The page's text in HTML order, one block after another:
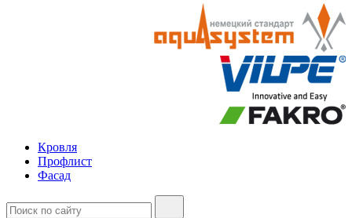
Кровля
Профлист
Фасад